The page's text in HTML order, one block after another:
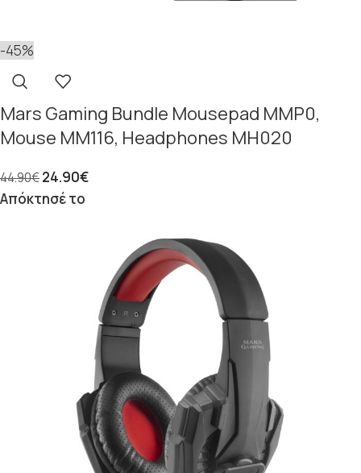
-45%
Mars Gaming Bundle Mousepad MMP0,
Mouse MM116, Headphones MH020
44.90€24.90€
Απόκτησέ το